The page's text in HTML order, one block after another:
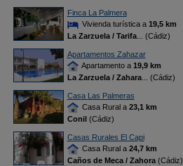
Finca La Palmera
Vivienda turística a 19,5 km
La Zarzuela / Tarifa... (Cádiz)
Apartamentos Zahazar
Apartamento a 19,9 km
La Zarzuela / Zahara... (Cádiz)
Casa Las Palmeras
Casa Rural a 23,1 km
Conil(Cádiz)
Casas Rurales El Capi
Casa Rural a 24,7 km
Caños de Meca / Zahora(Cádiz)